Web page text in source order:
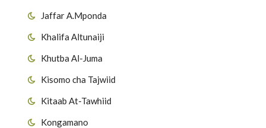
Jaffar A.Mponda
Khalifa Altunaiji
Khutba Al-Juma
Kisomo cha Tajwiid
Kitaab At-Tawhiid
Kongamano